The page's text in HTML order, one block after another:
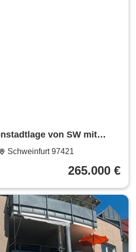
von SW mit
Aufzug
Schweinfurt 97421
265.000 €